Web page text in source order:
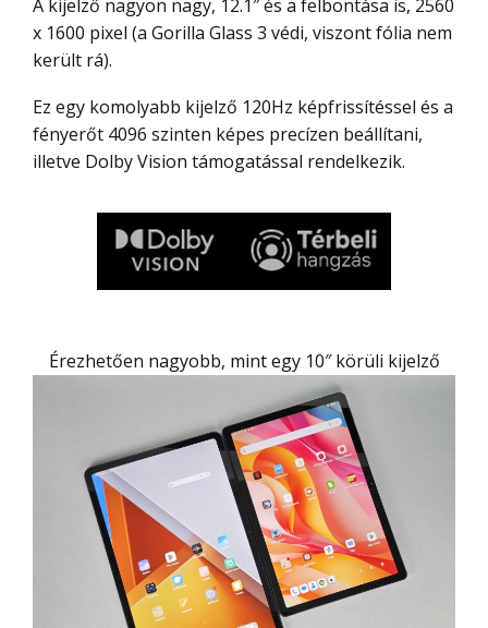
A kijelző nagyon nagy, 12.1″ és a felbontása is, 2560
x 1600 pixel (a Gorilla Glass 3 védi, viszont fólia nem
került rá).
Ez egy komolyabb kijelző 120Hz képfrissítéssel és a
fényerőt 4096 szinten képes precízen beállítani,
illetve Dolby Vision támogatással rendelkezik.
Érezhetően nagyobb, mint egy 10″ körüli kijelző